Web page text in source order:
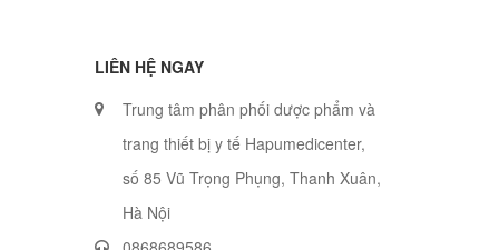
LIÊN HỆ NGAY
Trung tâm phân phối dược phẩm và
trang thiết bị y tế Hapumedicenter,
số 85 Vũ Trọng Phụng, Thanh Xuân,
Hà Nội